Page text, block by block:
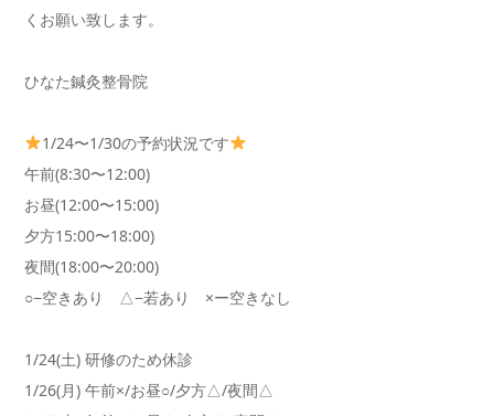
くお願い致します。
ひなた鍼灸整骨院
1/24〜1/30の予約状況です
午前(8:30〜12:00)
お昼(12:00〜15:00)
夕方15:00〜18:00)
夜間(18:00〜20:00)
○−空きあり △−若あり ×ー空きなし
1/24(土) 研修のため休診
1/26(月) 午前×/お昼○/夕方△/夜間△